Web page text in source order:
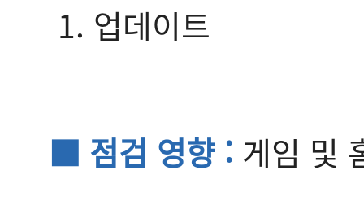
1. 업데이트
■ 점검 영향 : 게임 및